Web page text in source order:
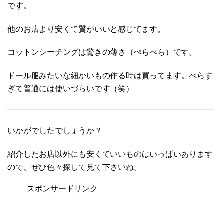
です。
他のお店より安くて質がいいと感じてます。
コットンシーチングは驚きの薄さ（ぺらぺら）です。
ドール服みたいな細かいもの作る時は買ってます。ぺらす
ぎて普通には使いづらいです（笑）
いかがでしたでしょうか？
紹介したお店以外にも安くていいものはいっぱいあります
ので、ぜひ色々探して見て下さいね。
スポンサードリンク